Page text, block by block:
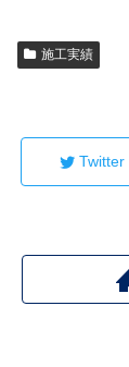
施工実績
Twitter